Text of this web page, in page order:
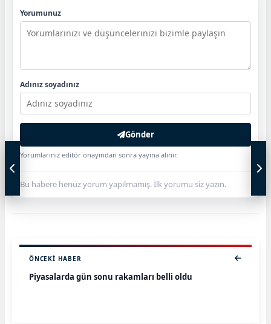
Yorumunuz
Adınız soyadınız
Gönder
Yorumlarınız editör onayından sonra yayına alınır.
Bu habere henüz yorum yapılmamış. İlk yorumu siz yazın.
ÖNCEKI HABER
Piyasalarda gün sonu rakamları belli oldu